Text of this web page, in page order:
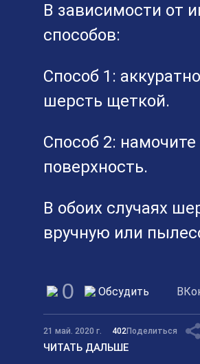
В зависимости от
способов:
Способ 1:
шерсть щеткой.
Способ 2:
поверхность.
В обоих случаях
вручную или
0 Обсудить
21 май. 2020 г. 402Поделиться
ЧИТАТЬ ДАЛЬШЕ